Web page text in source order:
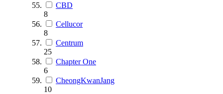
CBD
8
Cellucor
8
Centrum
25
Chapter One
6
CheongKwanJang
10